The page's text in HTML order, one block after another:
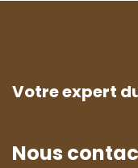
Votre expert
Nous